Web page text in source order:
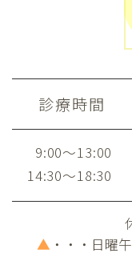
診療時間
9:00～13:00
14:30～18:30
▲ ・・・日曜